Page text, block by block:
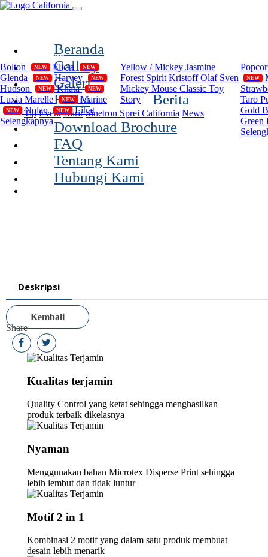
Beranda
Gallery
Galeri
Compilation
Bolton
NEW Elicia NEW
Glenda NEW Harvey NEW
Hudson NEW Khata NEW
Luxia Marelle NEW Marine
NEW Nolan NEW
Lihat
Selengkapnya
Yellow / Mickey Jasmine
Forest Spirit Kristoff Olaf Sven
Mickey Mouse Classic Toy
Story
NEW
Taro
Gold
Green
Berita Berita
Tip Event Karir Sinetron Sprei California News
Download Brochure
FAQ
Tentang Kami
Hubungi Kami
Deskripsi
Kembali
Share
Kualitas terjamin
Quality Control yang ketat sehingga menghasilkan
produk terbaik dikelasnya
Nyaman
Menggunakan bahan Microtex Disperse Print sehingga
lebih lembut dan tidak luntur
Motif 2 in 1
Kombinasi 2 motif yang dalam satu produk membuat
desain lebih menarik